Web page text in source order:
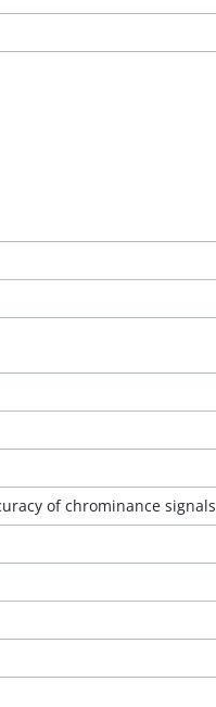
of chrominance signals